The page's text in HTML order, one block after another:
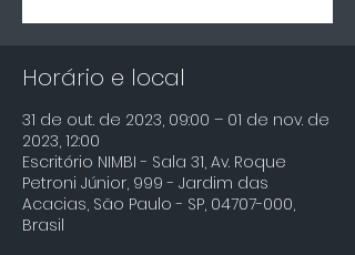
Horário e local
31 de out. de 2023, 09:00 – 01 de nov. de
2023, 12:00
Escritório NIMBI - Sala 31, Av. Roque
Petroni Júnior, 999 - Jardim das
Acacias, São Paulo - SP, 04707-000,
Brasil